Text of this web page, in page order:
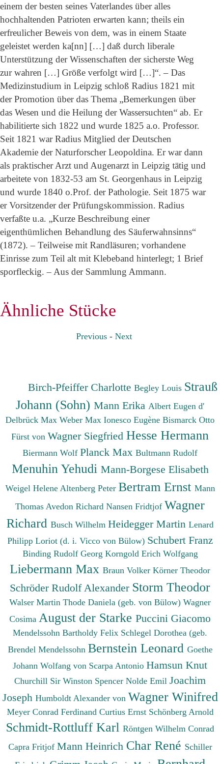
einem der besten seines Vaterlandes über alles
hochhaltenden Patrioten erwarten kann; theils ein
erfreulicher Beweis von dem, was in einem Staate
geleistet werden ka[nn] […] daß durch liberale
Unterstützung der Wissenschaften der sicherste Weg
zur wahren […] Größe verfolgt wird […]“. – Das
Medizinstudium in Leipzig schloß Radius 1821 mit
der Promotion über das Thema „Bemerkungen über
das Wesen und die Heilung der Wassersuchten“ ab. Er
habilitierte sich 1822 und wurde 1825 a.o. Professor.
Seit 1821 war Radius Mitglied der Deutschen
Akademie der Naturforscher Leopoldina. Er war dann
als praktischer Arzt und Augenarzt in Leipzig tätig und
arbeitete von 1832-53 am St. Georgenhaus in Leipzig
und wurde 1840 o.Prof. der Pathologie. Seit 1875 war
er Vorsitzender der Prüfungskommission. Radius
verfaßte u.a. „Kurze Beschreibung einer
eigenthümlichen Behandlung des Säuferwahnsinns“
(1872). – Teilweise mit Randläsuren; vorhandene
Einrisse zum Teil alt mit Klebeband hinterlegt; 1 Brief
sporfleckig. – Aus der Sammlung Ammann.
Ähnliche Stücke
Previous- Next
Birch-Pfeiffer CharlotteBegley Louis Strauß
Johann (Sohn) Mann Erika Albert Eugen d'
Delbrück Max Weber Max Ionesco Eugène Bismarck Otto
Fürst von Wagner Siegfried Hesse Hermann
Biermann Wolf Planck Max Bultmann Rudolf
Menuhin Yehudi Mann-Borgese Elisabeth
Weigel Helene Altenberg Peter Bertram Ernst Mann
Thomas Avedon Richard Nansen Fridtjof Wagner
Richard Busch Wilhelm Heidegger Martin Lenard
Philipp Loriot (d. i. Vicco von Bülow) Schubert Franz
Binding Rudolf Georg Korngold Erich Wolfgang
Liebermann Max Braun Volker Körner Theodor
Schröder Rudolf Alexander Storm Theodor
Walser Martin Thode Daniela (geb. von Bülow) Wagner
Cosima August der Starke Puccini Giacomo
Mendelssohn Bartholdy Felix Schlegel Dorothea (geb.
Brendel Mendelssohn Bernstein Leonard Goethe
Johann Wolfang von Scarpa Antonio Hamsun Knut
Churchill Sir Winston Spencer Nolde Emil Joachim
Joseph Humboldt Alexander von Wagner Winifred
Meyer Conrad Ferdinand Curtius Ernst Schönberg Arnold
Schmidt-Rottluff Karl Röntgen Wilhelm Conrad
Capra Fritjof Mann Heinrich Char René Schiller